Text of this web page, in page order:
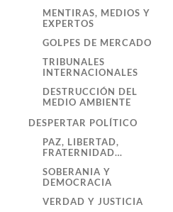
MENTIRAS, MEDIOS Y
EXPERTOS
GOLPES DE MERCADO
TRIBUNALES
INTERNACIONALES
DESTRUCCIÓN DEL
MEDIO AMBIENTE
DESPERTAR POLÍTICO
PAZ, LIBERTAD,
FRATERNIDAD…
SOBERANIA Y
DEMOCRACIA
VERDAD Y JUSTICIA